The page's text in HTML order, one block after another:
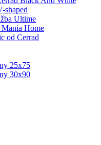
shaped
Ultime
Home
od Cerrad
25x75
30x90